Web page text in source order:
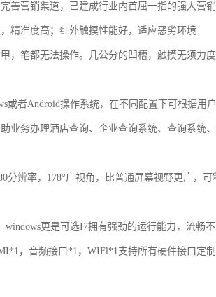
善营销渠道，已建成行业内首屈一指的强大营销
精准度高；红外触摸性能好，适应恶劣环境
，笔都无法操作。几公分的凹槽，触摸无须力
或者Android操作系统，在不同配置下可根据用
业务办理酒店查询、企业查询系统、查询系统
分辨率，178°广视角，比普通屏幕视野更广，
更是可选I7拥有强劲的运行能力，流畅
，音频接口*1，WIFl*1支持所有硬件接口定